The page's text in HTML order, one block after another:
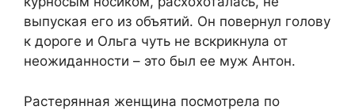
выпуская его из объятий. Он повернул голову
к дороге и Ольга чуть не вскрикнула от
неожиданности – это был ее муж Антон.
Растерянная женщина посмотрела по